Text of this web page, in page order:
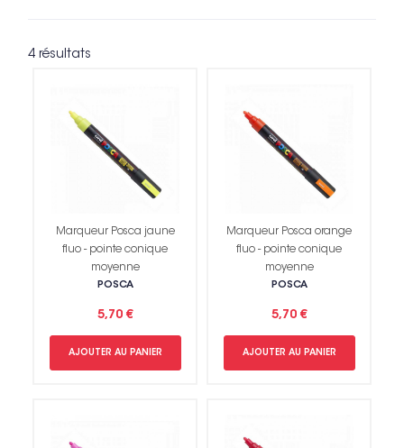
4 résultats
Marqueur Posca jaune
fluo - pointe conique
moyenne
POSCA
5,70 €
AJOUTER AU PANIER
Marqueur Posca orange
fluo - pointe conique
moyenne
POSCA
5,70 €
AJOUTER AU PANIER